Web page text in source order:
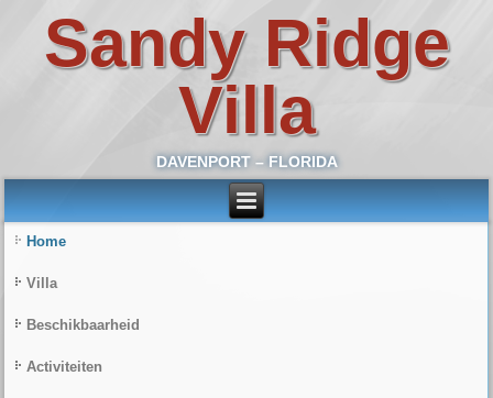
Sandy Ridge
Villa
DAVENPORT – FLORIDA
Home
Villa
Beschikbaarheid
Activiteiten